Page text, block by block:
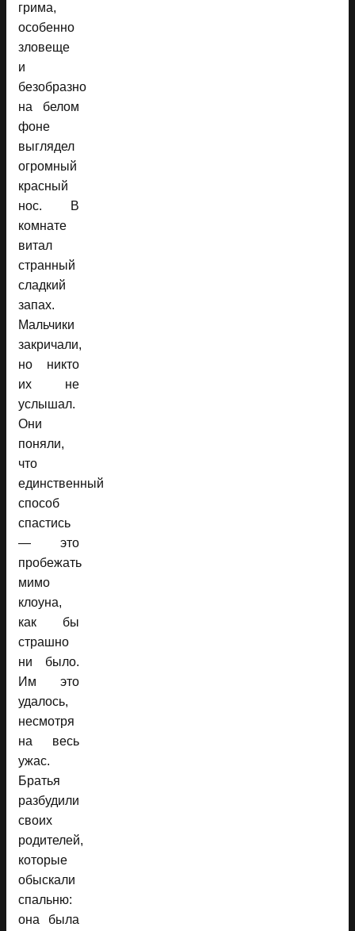
грима,
особенно
зловеще
и
безобразно
на белом
фоне
выглядел
огромный
красный
нос. В
комнате
витал
странный
сладкий
запах.
Мальчики
закричали,
но никто
их не
услышал.
Они
поняли,
что
единственный
способ
спастись
— это
пробежать
мимо
клоуна,
как бы
страшно
ни было.
Им это
удалось,
несмотря
на весь
ужас.
Братья
разбудили
своих
родителей,
которые
обыскали
спальню:
она была